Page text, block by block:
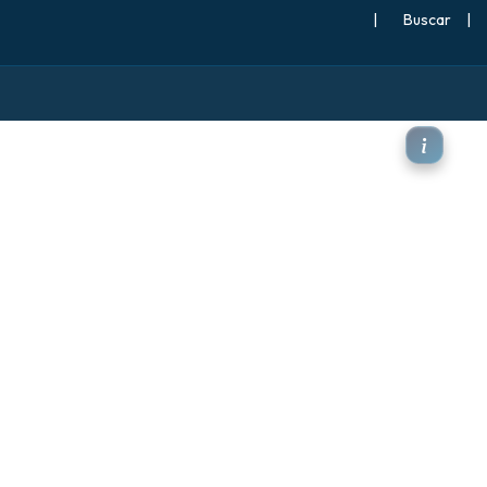
| |
(corriente en chorro)